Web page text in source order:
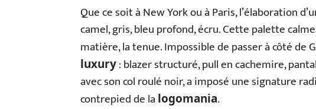
Que ce soit à New York ou à Paris, l’élaboration
camel, gris, bleu profond, écru. Cette palette
matière, la tenue. Impossible de passer à côté de
luxury: blazer structuré, pull en cachemire,
avec son col roulé noir, a imposé une signature
contrepied de lalogomania.